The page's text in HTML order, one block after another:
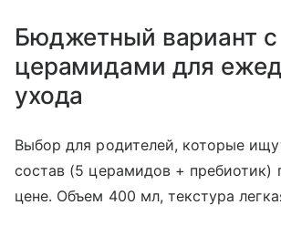
Бюджетный вариант с
церамидами для
ухода
Выбор для родителей, которые
состав (5 церамидов + пребиотик)
цене. Объем 400 мл, текстура